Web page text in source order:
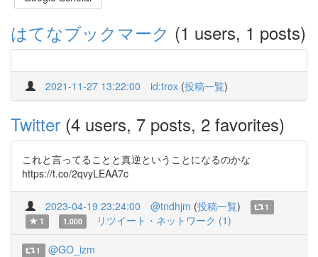
はてなブックマーク (1 users, 1 posts)
2021-11-27 13:22:00 id:trox (投稿一覧)
Twitter (4 users, 7 posts, 2 favorites)
これと言ってることと真逆ということになるのかな
https://t.co/2qvyLEAA7c
2023-04-19 23:24:00 @tndhjm (投稿一覧)
1
1
1.000 リツイート・ネットワーク (1)
1 @GO_izm